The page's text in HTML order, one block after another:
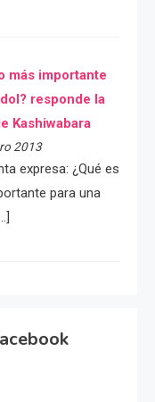
más importante
responde la
Kashiwabara
2013
expresa: ¿Qué es
para una